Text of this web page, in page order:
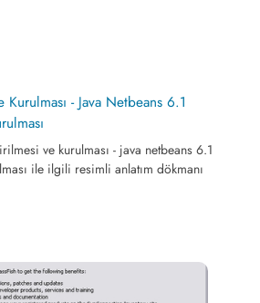
- Java Netbeans 6.1
ve kurulması - java netbeans 6.1
ile ilgili resimli anlatım dökmanı